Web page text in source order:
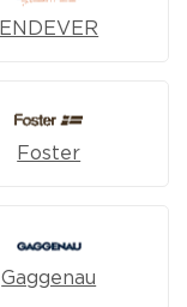
ENDEVER
Foster
Gaggenau